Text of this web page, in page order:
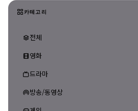
카테고리
전체
영화
드라마
방송/동영상